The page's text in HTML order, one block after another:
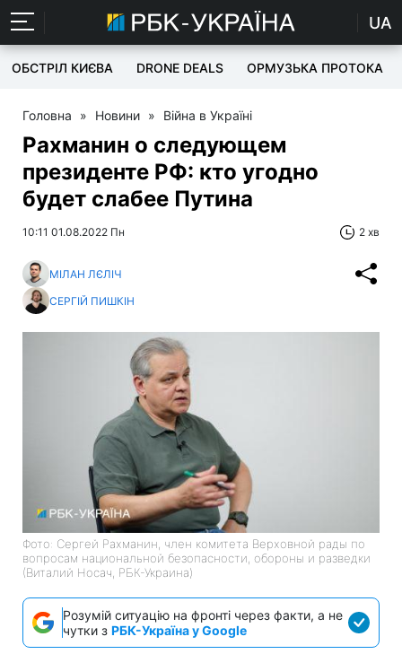
UA
ОБСТРІЛ КИЄВА DRONE DEALS ОРМУЗЬКА ПРОТОКА
Головна » Новини » Війна в Україні
Рахманин о следующем
президенте РФ: кто угодно
будет слабее Путина
10:11 01.08.2022 Пн 2 хв
МІЛАН ЛЄЛІЧ
СЕРГІЙ ПИШКІН
Фото: Сергей Рахманин, член комитета Верховной рады по
вопросам национальной безопасности, обороны и разведки
(Виталий Носач, РБК-Украина)
Розумій ситуацію на фронті через факти, а не
чутки з РБК-Україна у Google